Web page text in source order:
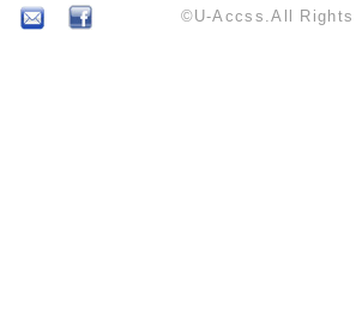
©U-Accss.All Rights